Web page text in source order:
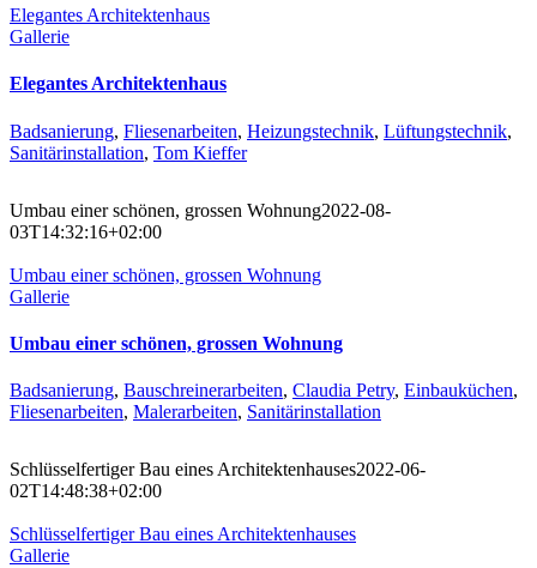
Elegantes Architektenhaus
Gallerie
Elegantes Architektenhaus
Badsanierung, Fliesenarbeiten, Heizungstechnik, Lüftungstechnik,
Sanitärinstallation, Tom Kieffer
Umbau einer schönen, grossen Wohnung2022-08-
03T14:32:16+02:00
Umbau einer schönen, grossen Wohnung
Gallerie
Umbau einer schönen, grossen Wohnung
Badsanierung, Bauschreinerarbeiten, Claudia Petry, Einbauküchen,
Fliesenarbeiten, Malerarbeiten, Sanitärinstallation
Schlüsselfertiger Bau eines Architektenhauses2022-06-
02T14:48:38+02:00
Schlüsselfertiger Bau eines Architektenhauses
Gallerie